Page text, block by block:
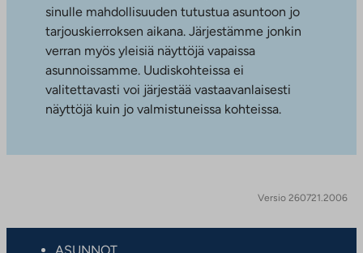
sinulle mahdollisuuden tutustua asuntoon jo
tarjouskierroksen aikana. Järjestämme jonkin
verran myös yleisiä näyttöjä vapaissa
asunnoissamme. Uudiskohteissa ei
valitettavasti voi järjestää vastaavanlaisesti
näyttöjä kuin jo valmistuneissa kohteissa.
Versio 260721.2006